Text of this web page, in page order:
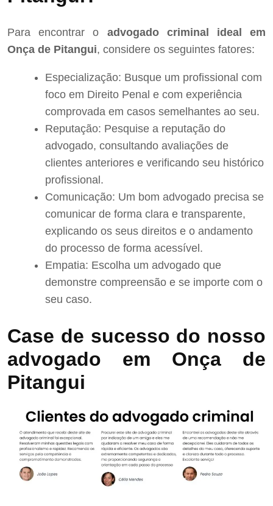
Para encontrar o advogado criminal ideal em
Onça de Pitangui, considere os seguintes fatores:
Especialização: Busque um profissional com
foco em Direito Penal e com experiência
comprovada em casos semelhantes ao seu.
Reputação: Pesquise a reputação do
advogado, consultando avaliações de
clientes anteriores e verificando seu histórico
profissional.
Comunicação: Um bom advogado precisa se
comunicar de forma clara e transparente,
explicando os seus direitos e o andamento
do processo de forma acessível.
Empatia: Escolha um advogado que
demonstre compreensão e se importe com o
seu caso.
Case de sucesso do nosso
advogado em Onça de
Pitangui